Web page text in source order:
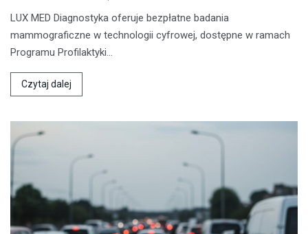
LUX MED Diagnostyka oferuje bezpłatne badania
mammograficzne w technologii cyfrowej, dostępne w ramach
Programu Profilaktyki…
Czytaj dalej